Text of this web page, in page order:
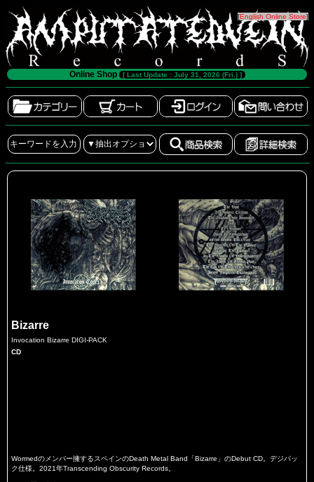
[English Online Store]
Online Shop [ Last Update : July 31, 2026 (Fri.) ]
Bizarre
Invocation Bizarre DIGI-PACK
CD
Wormedのメンバー擁するスペインのDeath Metal Band「Bizarre」のDebut CD。デジパッ
ク仕様。2021年Transcending Obscurity Records。